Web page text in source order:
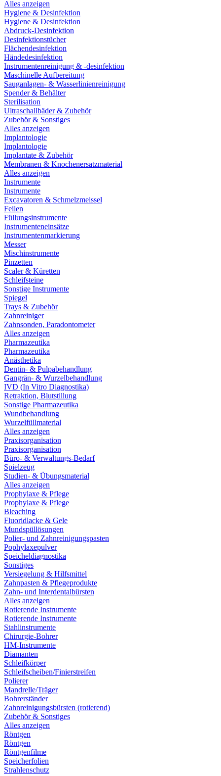
Alles anzeigen
Hygiene & Desinfektion
Hygiene & Desinfektion
Abdruck-Desinfektion
Desinfektionstücher
Flächendesinfektion
Händedesinfektion
Instrumentenreinigung & -desinfektion
Maschinelle Aufbereitung
Sauganlagen- & Wasserlinienreinigung
Spender & Behälter
Sterilisation
Ultraschallbäder & Zubehör
Zubehör & Sonstiges
Alles anzeigen
Implantologie
Implantologie
Implantate & Zubehör
Membranen & Knochenersatzmaterial
Alles anzeigen
Instrumente
Instrumente
Excavatoren & Schmelzmeissel
Feilen
Füllungsinstrumente
Instrumenteneinsätze
Instrumentenmarkierung
Messer
Mischinstrumente
Pinzetten
Scaler & Küretten
Schleifsteine
Sonstige Instrumente
Spiegel
Trays & Zubehör
Zahnreiniger
Zahnsonden, Paradontometer
Alles anzeigen
Pharmazeutika
Pharmazeutika
Anästhetika
Dentin- & Pulpabehandlung
Gangrän- & Wurzelbehandlung
IVD (In Vitro Diagnostika)
Retraktion, Blutstillung
Sonstige Pharmazeutika
Wundbehandlung
Wurzelfüllmaterial
Alles anzeigen
Praxisorganisation
Praxisorganisation
Büro- & Verwaltungs-Bedarf
Spielzeug
Studien- & Übungsmaterial
Alles anzeigen
Prophylaxe & Pflege
Prophylaxe & Pflege
Bleaching
Fluoridlacke & Gele
Mundspüllösungen
Polier- und Zahnreinigungspasten
Pophylaxepulver
Speicheldiagnostika
Sonstiges
Versiegelung & Hilfsmittel
Zahnpasten & Pflegeprodukte
Zahn- und Interdentalbürsten
Alles anzeigen
Rotierende Instrumente
Rotierende Instrumente
Stahlinstrumente
Chirurgie-Bohrer
HM-Instrumente
Diamanten
Schleifkörper
Schleifscheiben/Finierstreifen
Polierer
Mandrelle/Träger
Bohrerständer
Zahnreinigungsbürsten (rotierend)
Zubehör & Sonstiges
Alles anzeigen
Röntgen
Röntgen
Röntgenfilme
Speicherfolien
Strahlenschutz